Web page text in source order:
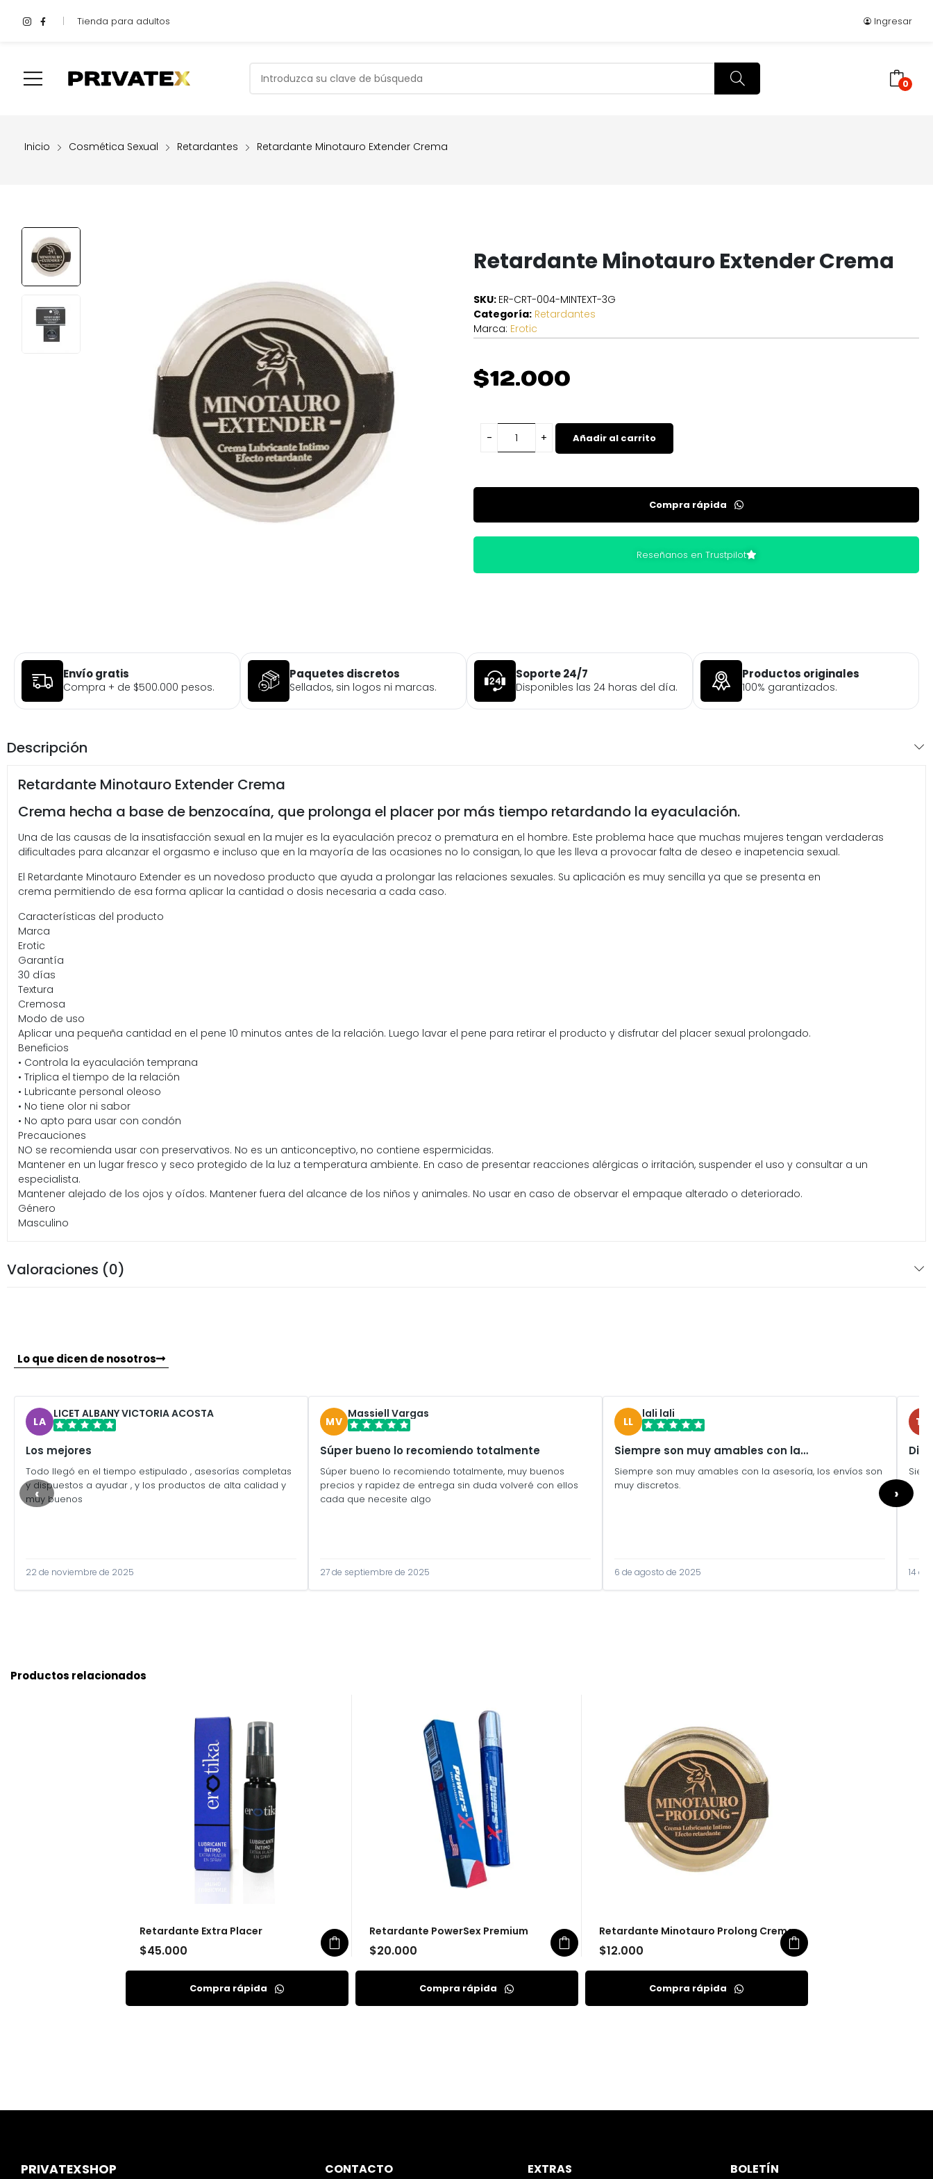
Tienda para adultos Ingresar
0
Inicio
Cosmética Sexual Retardantes Retardante Minotauro Extender Crema
Retardante Minotauro Extender Crema
SKU: ER-CRT-004-MINTEXT-3G
Categoría: Retardantes
Marca: Erotic
$12.000
Añadir al carrito
Compra rápida
Reseñanos en Trustpilot
Envío gratis
Compra + de $500.000 pesos.
Paquetes discretos
Sellados, sin logos ni marcas.
Soporte 24/7
Disponibles las 24 horas del día.
Productos originales
100% garantizados.
Descripción
Retardante Minotauro Extender Crema
Crema hecha a base de benzocaína, que prolonga el placer por más tiempo retardando la eyaculación.
Una de las causas de la insatisfacción sexual en la mujer es la eyaculación precoz o prematura en el hombre. Este problema hace que muchas mujeres tengan verdaderas
dificultades para alcanzar el orgasmo e incluso que en la mayoría de las ocasiones no lo consigan, lo que les lleva a provocar falta de deseo e inapetencia sexual.
El Retardante Minotauro Extender es un novedoso producto que ayuda a prolongar las relaciones sexuales. Su aplicación es muy sencilla ya que se presenta en
crema permitiendo de esa forma aplicar la cantidad o dosis necesaria a cada caso.
Características del producto
Marca
Erotic
Garantía
30 días
Textura
Cremosa
Modo de uso
Aplicar una pequeña cantidad en el pene 10 minutos antes de la relación. Luego lavar el pene para retirar el producto y disfrutar del placer sexual prolongado.
Beneficios
• Controla la eyaculación temprana
• Triplica el tiempo de la relación
• Lubricante personal oleoso
• No tiene olor ni sabor
• No apto para usar con condón
Precauciones
NO se recomienda usar con preservativos. No es un anticonceptivo, no contiene espermicidas.
Mantener en un lugar fresco y seco protegido de la luz a temperatura ambiente. En caso de presentar reacciones alérgicas o irritación, suspender el uso y consultar a un
especialista.
Mantener alejado de los ojos y oídos. Mantener fuera del alcance de los niños y animales. No usar en caso de observar el empaque alterado o deteriorado.
Género
Masculino
Valoraciones (0)
Lo que dicen de nosotros
LA
LICET ALBANY VICTORIA ACOSTA
Los mejores
Todo llegó en el tiempo estipulado , asesorías completas
y dispuestos a ayudar , y los productos de alta calidad y
muy buenos
22 de noviembre de 2025
MV
Massiell Vargas
Súper bueno lo recomiendo totalmente
Súper bueno lo recomiendo totalmente, muy buenos
precios y rapidez de entrega sin duda volveré con ellos
cada que necesite algo
27 de septiembre de 2025
LL
lali lali
Siempre son muy amables con la…
Siempre son muy amables con la asesoría, los envíos son
muy discretos.
6 de agosto de 2025
TU
14
‹ ›
Productos relacionados
Retardante Extra Placer
$45.000
Compra rápida
Retardante PowerSex Premium
$20.000
Compra rápida
Retardante Minotauro Prolong Crema
$12.000
Compra rápida
PRIVATEXSHOP CONTACTO EXTRAS BOLETÍN